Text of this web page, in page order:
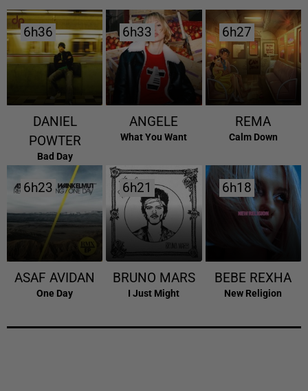
6h36
6h36
DANIEL
POWTER
Bad Day
6h33
6h33
ANGELE
What You Want
6h27
6h27
REMA
Calm Down
6h23
6h23
ASAF AVIDAN
One Day
6h21
6h21
BRUNO MARS
I Just Might
6h18
6h18
BEBE REXHA
New Religion